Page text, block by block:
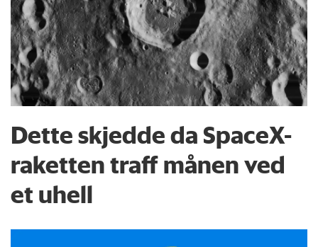
Dette skjedde da SpaceX-
raketten traff månen ved
et uhell